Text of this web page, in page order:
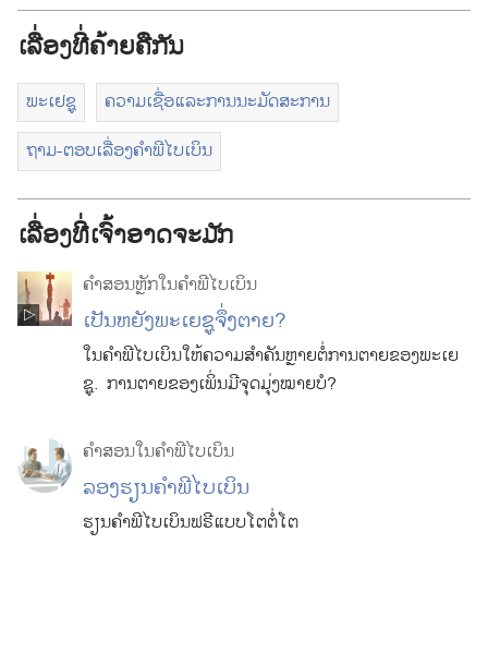
ເລື່ອງທີ່ຄ້າຍຄືກັນ
ພະ​ເຢຊູ
ຄວາມ​ເຊື່ອ​ແລະ​ການ​ນະມັດສະການ
ຖາມ-ຕອບ​ເລື່ອງ​ຄຳພີ​ໄບເບິນ
ເລື່ອງທີ່ເຈົ້າອາດຈະມັກ
ຄຳສອນຫຼັກໃນຄຳພີໄບເບິນ
ເປັນ​ຫຍັງ​ພະ​ເຍຊູ​ຈຶ່ງ​ຕາຍ?
ໃນ​ຄຳພີ​ໄບເບິນ​ໃຫ້​ຄວາມ​ສຳຄັນ​ຫຼາຍ​ຕໍ່​ການ​ຕາຍ​ຂອງ​ພະ​ເຍ
ຊູ. ການ​ຕາຍ​ຂອງ​ເພິ່ນ​ມີ​ຈຸດ​ມຸ່ງ​ໝາຍ​ບໍ?
ຄຳ​ສອນ​ໃນ​ຄຳພີ​ໄບເບິນ
ລອງ​ຮຽນ​ຄຳ​ພີ​ໄບເບິນ
ຮຽນ​ຄຳ​ພີ​ໄບເບິນ​ຟຣີ​ແບບ​ໂຕ​ຕໍ່​ໂຕ